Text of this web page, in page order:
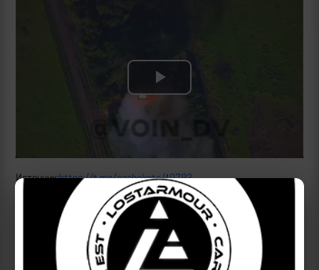
Play
Источник:https://t.me/sashakots/40793
https://t.me/voin_dv/3536
3001 | Автор: Артем | Дата:2023-07-05 | Просмотров: 1919